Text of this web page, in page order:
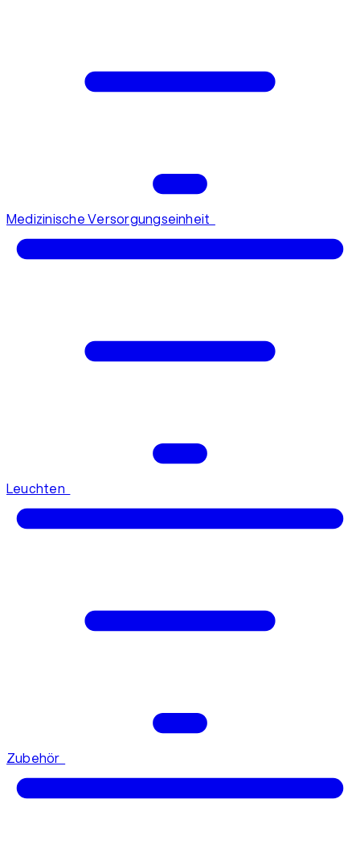
Medizinische Versorgungseinheit
Leuchten
Zubehör